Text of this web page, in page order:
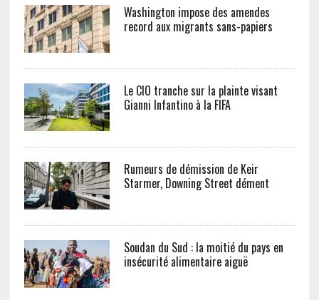
Washington impose des amendes
record aux migrants sans-papiers
Le CIO tranche sur la plainte visant
Gianni Infantino à la FIFA
Rumeurs de démission de Keir
Starmer, Downing Street dément
Soudan du Sud : la moitié du pays en
insécurité alimentaire aiguë